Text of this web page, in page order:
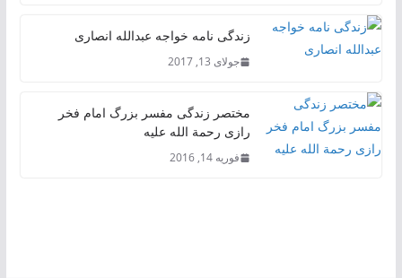
زندگی نامه خواجه عبدالله انصاری
جولای 13, 2017
مختصر زندگی مفسر بزرگ امام فخر
رازی رحمة الله علیه
فوریه 14, 2016